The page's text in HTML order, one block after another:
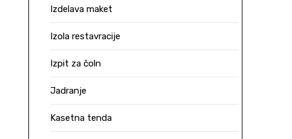
Izdelava maket
Izola restavracije
Izpit za čoln
Jadranje
Kasetna tenda